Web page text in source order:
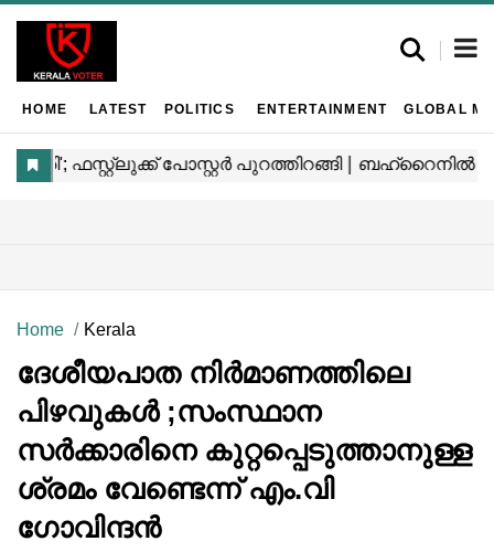
HOME LATEST POLITICS ENTERTAINMENT GLOBAL
Home Kerala
ദേശീയപാത നിർമാണത്തിലെ
പിഴവുകൾ ;സംസ്ഥാന
സർക്കാരിനെ കുറ്റപ്പെടുത്താനുള്ള
ശ്രമം വേണ്ടെന്ന് എം.വി
ഗോവിന്ദൻ